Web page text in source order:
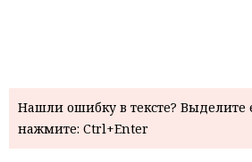
Нашли ошибку в тексте?
нажмите: Ctrl+Enter